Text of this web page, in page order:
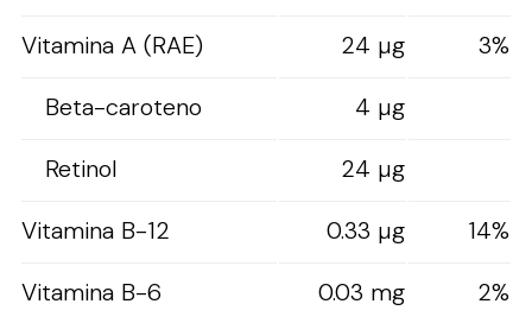
Vitamina A (RAE)
24 µg
3%
Beta-caroteno
4 µg
Retinol
24 µg
Vitamina B-12
0.33 µg
14%
Vitamina B-6
0.03 mg
2%